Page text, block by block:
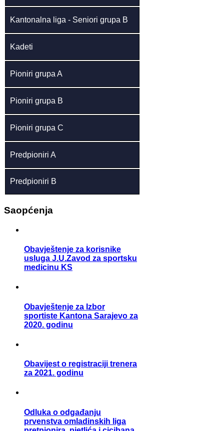
Kantonalna liga - Seniori grupa B
Kadeti
Pioniri grupa A
Pioniri grupa B
Pioniri grupa C
Predpioniri A
Predpioniri B
Saopćenja
Obavještenje za korisnike
usluga J.U.Zavod za sportsku
medicinu KS
Obavještenje za Izbor
sportiste Kantona Sarajevo za
2020. godinu
Obavijest o registraciji trenera
za 2021. godinu
Odluka o odgađanju
prvenstva omladinskih liga